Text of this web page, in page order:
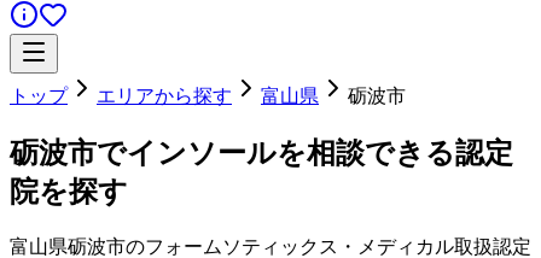
トップ エリアから探す 富山県 砺波市
砺波市でインソールを相談できる認定
院を探す
富山県砺波市のフォームソティックス・メディカル取扱認定